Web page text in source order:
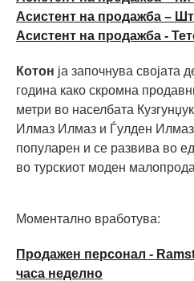
Асистент на продажба –
Асистент на продажба -
Котон ја започнува својата
година како скромна
метри во населбата
Илмаз Илмаз и Ѓулден
популарен и се развива во
во турскиот моден
Моментално вработува:
Продажен персонал -
часа неделно